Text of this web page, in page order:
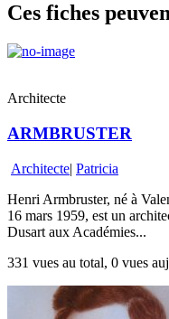
Ces fiches
Architecte
ARMBRUSTER
Architecte| Patricia
Henri Armbruster, né à
16 mars 1959, est un
Dusart aux Académies...
331 vues au total, 0 vues